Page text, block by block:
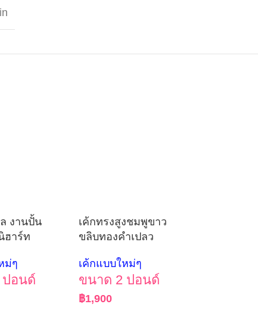
งานปั้น
ฮาร์ท
ม่ๆ
ปอนด์
เค้กทรงสูงชมพูขาว
ขลิบทองคำเปลว
เค้กแบบใหม่ๆ
ขนาด 2 ปอนด์
฿1,900